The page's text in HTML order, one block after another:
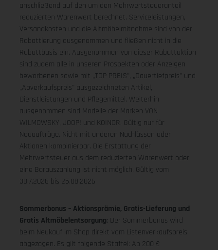
anschließend auf den um den Mehrwertsteueranteil
reduzierten Warenwert berechnet. Serviceleistungen,
Versandkosten und die Altmöbelmitnahme sind von der
Rabattierung ausgenommen und fließen nicht in die
Rabattbasis ein. Ausgenommen von dieser Rabattaktion
sind zudem alle in unseren Prospekten oder Anzeigen
beworbenen sowie mit „TOP PREIS", „Dauertiefpreis" und
„Abverkaufspreis" ausgezeichneten Artikel,
Dienstleistungen und Pflegemittel. Weiterhin
ausgenommen sind Modelle der Marken VON
WILMOWSKY, JOOP! und KOINOR. Gültig nur für
Neuaufträge. Nicht mit anderen Nachlässen oder
Aktionen kombinierbar. Die Erstattung der
Mehrwertsteuer aus dem reduzierten Warenwert oder
eine Barauszahlung ist nicht möglich. Gültig vom
30.7.2026 bis 25.08.2026
Sommerbonus – Aktionsprämie, Gratis-Lieferung und
Gratis Altmöbelentsorgung: Der Sommerbonus wird
beim Neukauf im Shop direkt vom Listenverkaufspreis
abgezogen. Es gilt folgende Staffel: Ab 200 €